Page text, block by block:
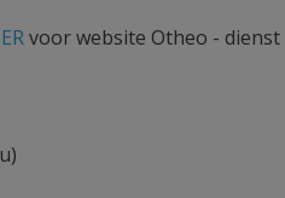
voor website Otheo -